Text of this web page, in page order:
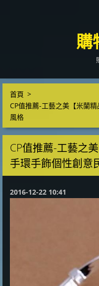
購
首頁 >
CP值推薦-工藝之美【米蘭
風格
CP值推薦-工藝之
手環手飾個性創意
2016-12-22 10:41